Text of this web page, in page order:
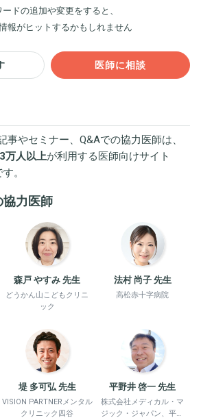
ードの追加や変更をすると、
報がヒットするかもしれません
医師に相談
事やセミナー、Q&Aでの協力医師は、
万人以上が利用する医師向けサイト
。
協力医師
森戸 やすみ 先生
どうかん山こどもクリニ
ック
法村 尚子 先生
高松赤十字病院
堤 多可弘 先生
VISION PARTNERメンタル
クリニック四谷
平野井 啓一 先生
株式会社メディカル・マ
ジック・ジャパン、平野